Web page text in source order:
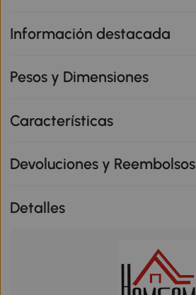
Información destacada
Pesos y Dimensiones
Características
Devoluciones y Reembolsos
Detalles